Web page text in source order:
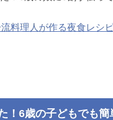
料理人が作る夜食レシ
！6歳の子どもでも簡